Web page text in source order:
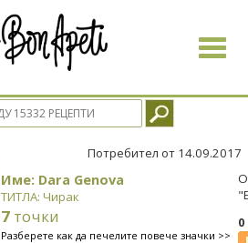
Toggle
Потребител от 14.09.2017
Име: Dara Genova
ТИТЛА: Чирак
7 точки
Разберете как да печелите повече значки >>